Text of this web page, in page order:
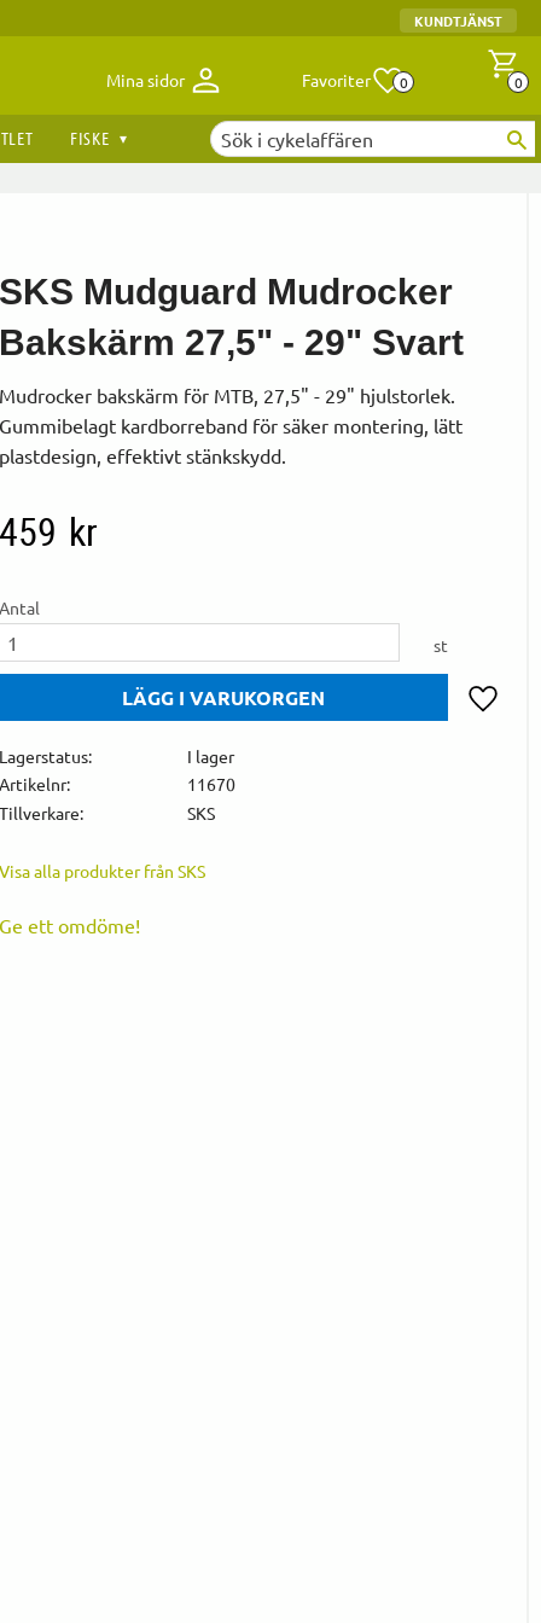
KUNDTJÄNST
Mina sidor Favoriter Antal
0 0
FISKE
Mudguard Mudrocker
27,5" - 29" Svart
bakskärm för MTB, 27,5" - 29" hjulstorlek.
kardborreband för säker montering, lätt
effektivt stänkskydd.
kr
st
I lager
11670
SKS
alla produkter från SKS
ett omdöme!